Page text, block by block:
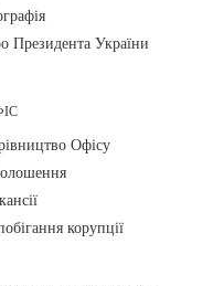
Президента України
Офісу
корупції